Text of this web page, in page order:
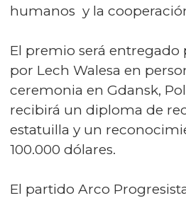
humanos y la
El premio será entregado
por Lech Walesa en
ceremonia en Gdansk,
recibirá un diploma de
estatuilla y un
100.000 dólares.
El partido Arco